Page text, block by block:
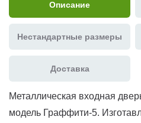
Описание
Нестандартные размеры
Доставка
Металлическая входная
модель Граффити-5.